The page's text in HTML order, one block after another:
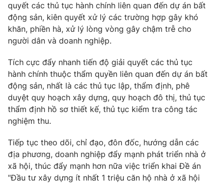
Liên hệ tòa soạn English
THỜI BÁO VTV
Theo dõi báo trên
Cơ quan chủ quản:
Cơ quan báo chí:Thời báo VTV
Giấy phép hoạt động báo in và báo điện tử số 483/GP-BTTTT
cấp ngày 29/12/2023
Tổng Biên tập:Vũ Thanh Thủy
quyết các thủ tục hành chính liên quan đến dự án bất
động sản, kiên quyết xử lý các trường hợp gây khó
khăn, phiền hà, xử lý lòng vòng gây chậm trễ cho
người dân và doanh nghiệp.
Tích cực đẩy nhanh tiến độ giải quyết các thủ tục
hành chính thuộc thẩm quyền liên quan đến dự án bất
động sản, nhất là các thủ tục lập, thẩm định, phê
duyệt quy hoạch xây dựng, quy hoạch đô thị, thủ tục
thẩm định hồ sơ thiết kế, thủ tục kiểm tra công tác
nghiệm thu.
Tiếp tục theo dõi, chỉ đạo, đôn đốc, hướng dẫn các
địa phương, doanh nghiệp đẩy mạnh phát triển nhà ở
xã hội, thúc đẩy mạnh hơn nữa việc triển khai Đề án
"Đầu tư xây dựng ít nhất 1 triệu căn hộ nhà ở xã hội